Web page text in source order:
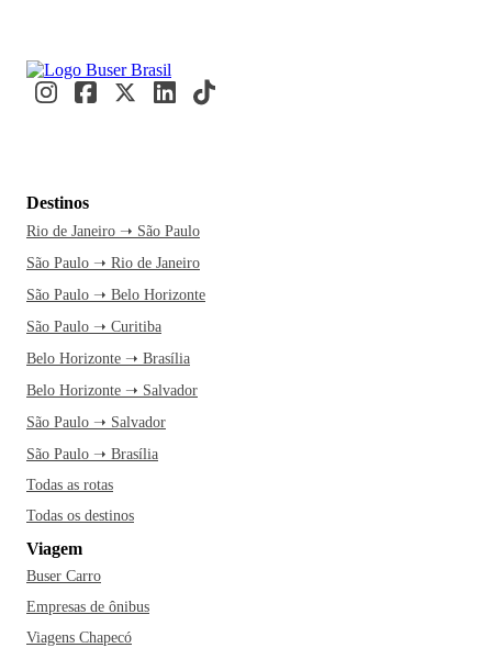
Destinos
Rio de Janeiro ➝ São Paulo
São Paulo ➝ Rio de Janeiro
São Paulo ➝ Belo Horizonte
São Paulo ➝ Curitiba
Belo Horizonte ➝ Brasília
Belo Horizonte ➝ Salvador
São Paulo ➝ Salvador
São Paulo ➝ Brasília
Todas as rotas
Todas os destinos
Viagem
Buser Carro
Empresas de ônibus
Viagens Chapecó